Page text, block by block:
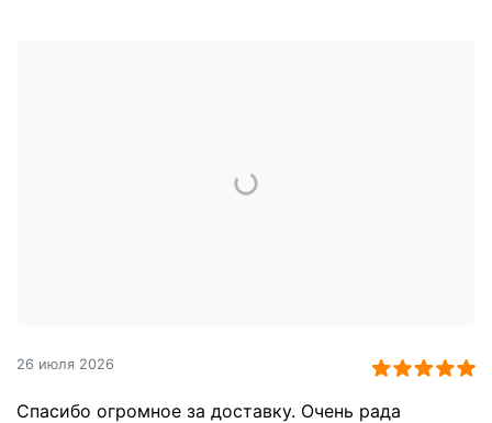
26 июля 2026
Спасибо огромное за доставку. Очень рада